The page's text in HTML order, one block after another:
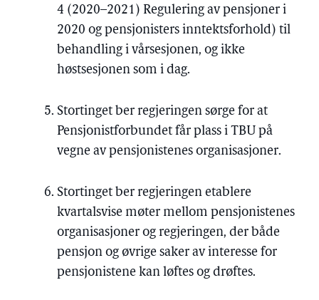
4 (2020–2021) Regulering av pensjoner i
2020 og pensjonisters inntektsforhold) til
behandling i vårsesjonen, og ikke
høstsesjonen som i dag.
Stortinget ber regjeringen sørge for at
Pensjonistforbundet får plass i TBU på
vegne av pensjonistenes organisasjoner.
Stortinget ber regjeringen etablere
kvartalsvise møter mellom pensjonistenes
organisasjoner og regjeringen, der både
pensjon og øvrige saker av interesse for
pensjonistene kan løftes og drøftes.